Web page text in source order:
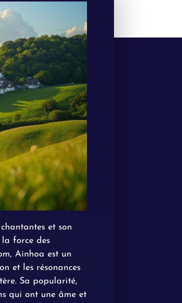
et son
force des
Ainhoa est un
et les résonances
Sa popularité,
qui ont une âme et